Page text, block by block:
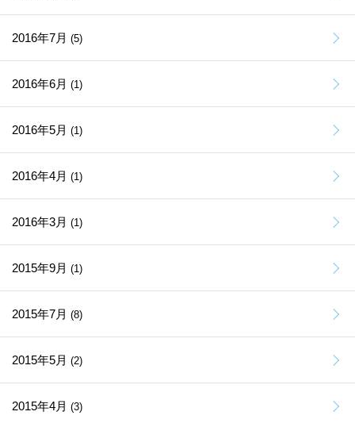
2016年7月 (5)
2016年6月 (1)
2016年5月 (1)
2016年4月 (1)
2016年3月 (1)
2015年9月 (1)
2015年7月 (8)
2015年5月 (2)
2015年4月 (3)